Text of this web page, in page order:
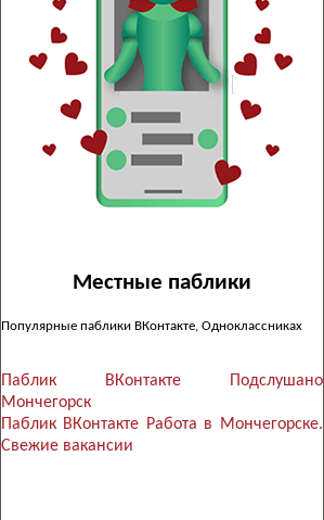
Местные паблики
Популярные паблики ВКонтакте, Одноклассниках
Паблик ВКонтакте Подслушано
Мончегорск
Паблик ВКонтакте Работа в Мончегорске.
Свежие вакансии